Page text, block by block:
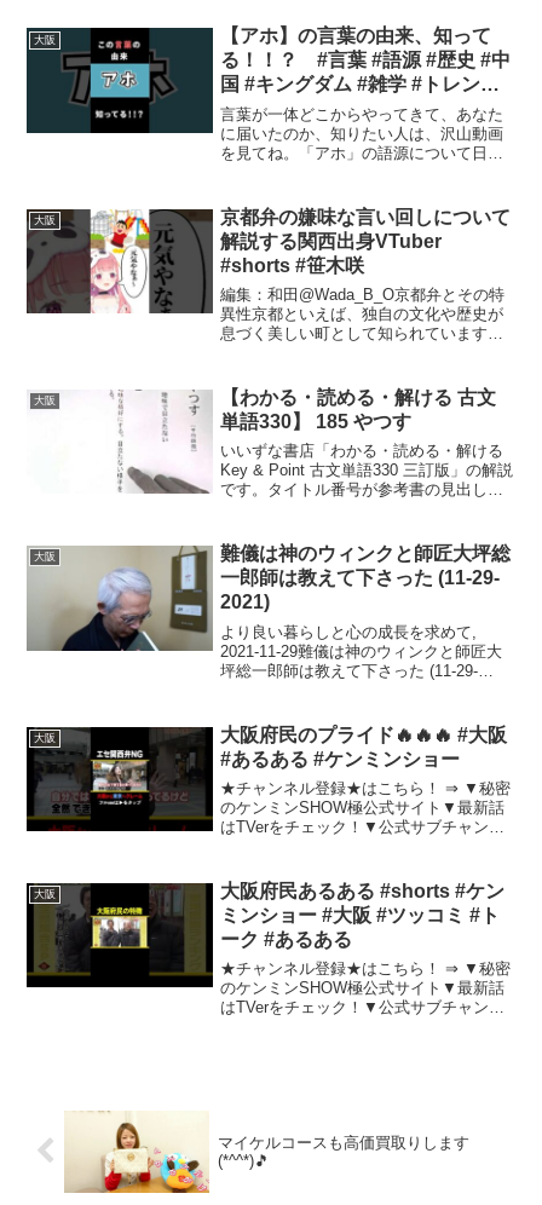
大阪
【アホ】の言葉の由来、知って
る！！？ #言葉 #語源 #歴史 #中
国 #キングダム #雑学 #トレンド
#面白い
言葉が一体どこからやってきて、あなた
に届いたのか、知りたい人は、沢山動画
を見てね。「アホ」の語源について日本
場面まで、さまざまなシチュエーション
で耳にします。この言葉の...
大阪
京都弁の嫌味な言い回しについて
解説する関西出身VTuber
#shorts #笹木咲
編集：和田@Wada_B_O京都弁とその特
異性京都といえば、独自の文化や歴史が
息づく美しい町として知られています。
方には、何気ない日常の中に潜む京都特
有のニュアンスが含...
大阪
【わかる・読める・解ける 古文
単語330】 185 やつす
いいずな書店「わかる・読める・解ける
Key & Point 古文単語330 三訂版」の解説
です。タイトル番号が参考書の見出し番
理：存在を隠す方法「カムフラージュ」
という...
大阪
難儀は神のウィンクと師匠大坪総
一郎師は教えて下さった (11-29-
2021)
より良い暮らしと心の成長を求めて,
2021-11-29難儀は神のウィンクと師匠大
坪総一郎師は教えて下さった (11-29-
や物事に対する影響を大きく左右しま
す。...
大阪
大阪府民のプライド🔥🔥🔥 #大阪
#あるある #ケンミンショー
★チャンネル登録★はこちら！ ⇒ ▼秘密
のケンミンSHOW極公式サイト▼最新話
はTVerをチェック！▼公式サブチャンネ
の違いについての考察日本の方言にはそ
れぞれ独自...
大阪
大阪府民あるある #shorts #ケン
ミンショー #大阪 #ツッコミ #ト
ーク #あるある
★チャンネル登録★はこちら！ ⇒ ▼秘密
のケンミンSHOW極公式サイト▼最新話
はTVerをチェック！▼公式サブチャンネ
マイケルコースも高価買取りします
(*^^*)🎵